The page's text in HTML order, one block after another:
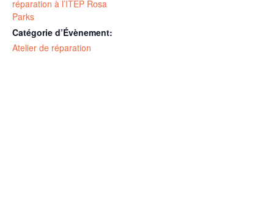
réparation à l’ITEP Rosa
Parks
Catégorie d’Évènement:
Atelier de réparation